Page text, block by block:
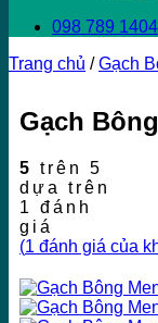
098 789 1404
Trang chủ / Gạch
Gạch
5 trên 5
dựa trên
1
đánh
giá
(1 đánh giá của